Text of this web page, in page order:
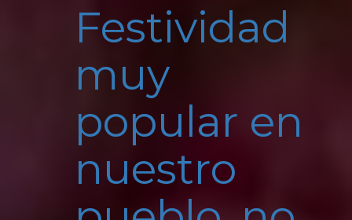
Festividad
muy
popular en
nuestro